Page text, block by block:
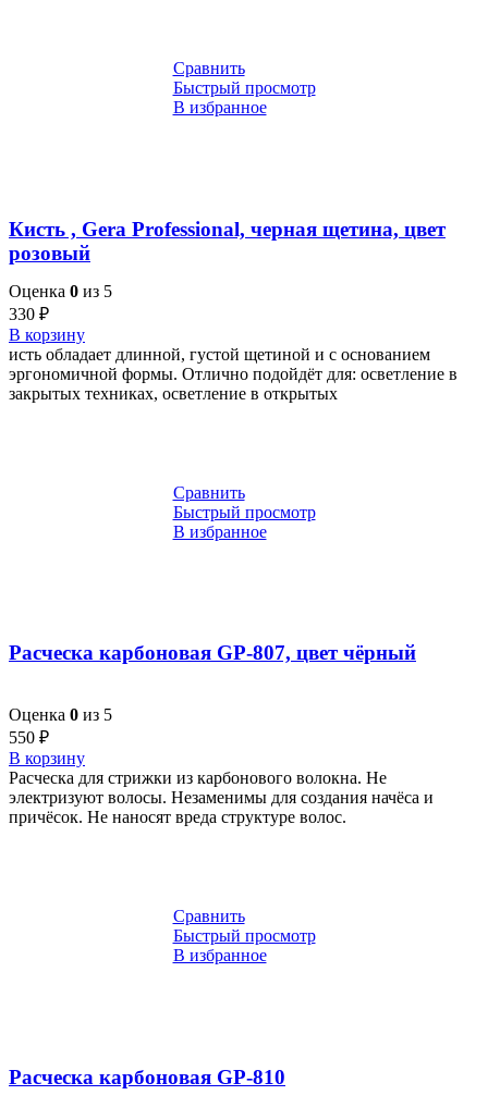
Сравнить
Быстрый просмотр
В избранное
Кисть , Gera Professional, черная щетина, цвет
розовый
Оценка 0 из 5
330 ₽
В корзину
исть обладает длинной, густой щетиной и с основанием
эргономичной формы. Отлично подойдёт для: осветление в
закрытых техниках, осветление в открытых
Сравнить
Быстрый просмотр
В избранное
Расческа карбоновая GP-807, цвет чёрный
Оценка 0 из 5
550 ₽
В корзину
Расческа для стрижки из карбонового волокна. Не
электризуют волосы. Незаменимы для создания начёса и
причёсок. Не наносят вреда структуре волос.
Сравнить
Быстрый просмотр
В избранное
Расческа карбоновая GP-810